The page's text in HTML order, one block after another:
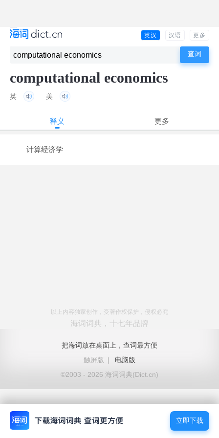
英汉 汉语 更多
computational economics
英 美
释义 更多
计算经济学
以上内容独家创作，受著作权保护，侵权必究
海词词典，十七年品牌
把海词放在桌面上，查词最方便
触屏版
|
电脑版
©2003 - 2026 海词词典(Dict.cn)
立即下载
立即下载